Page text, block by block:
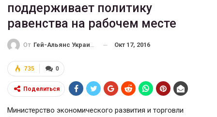
поддерживает политику
равенства на рабочем месте
От Гей-Альянс Украина Окт 17, 2016
0
735
Поделиться
Министерство экономического развития и торговли